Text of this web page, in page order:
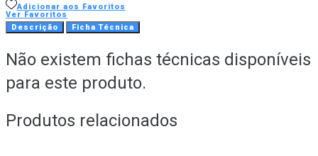
V-
700
Coelhos
Linha
Campo
5
Adicionar aos Favoritos
Ver Favoritos
Descrição
Ficha Técnica
Não existem fichas técnicas disponíveis
para este produto.
Produtos relacionados